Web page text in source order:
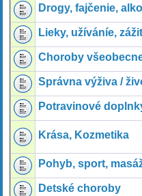
Drogy, fajčenie,
Lieky, užíváníe,
Choroby
Správna výživa /
Potravinové
Krása, Kozmetika
Pohyb, sport,
Detské choroby